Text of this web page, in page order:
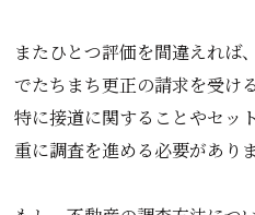
またひとつ評価を間違えれば
でたちまち更正の請求を受け
特に接道に関することやセッ
重に調査を進める必要がありま